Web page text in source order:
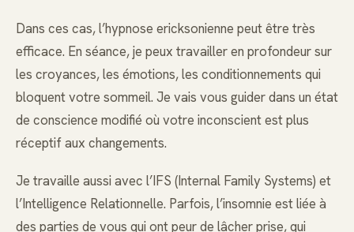
Dans ces cas, l’hypnose ericksonienne peut être très
efficace. En séance, je peux travailler en profondeur sur
les croyances, les émotions, les conditionnements qui
bloquent votre sommeil. Je vais vous guider dans un état
de conscience modifié où votre inconscient est plus
réceptif aux changements.
Je travaille aussi avec l’IFS (Internal Family Systems) et
l’Intelligence Relationnelle. Parfois, l’insomnie est liée à
des parties de vous qui ont peur de lâcher prise, qui